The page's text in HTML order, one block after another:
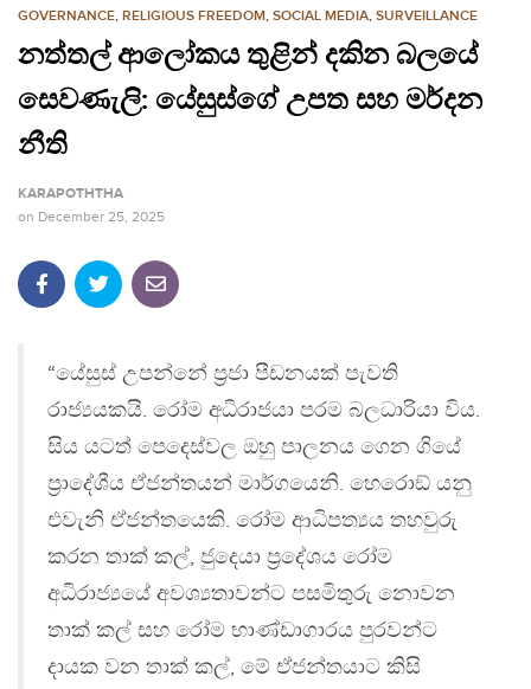
GOVERNANCE, RELIGIOUS FREEDOM, SOCIAL MEDIA, SURVEILLANCE
නත්තල් ආලෝකය තුළින් දකින බලයේ
සෙවණැලි: යේසුස්ගේ උපත සහ මර්දන
නීති
KARAPOTHTHA
on December 25, 2025
“යේසුස් උපන්නේ ප්‍රජා පීඩනයක් පැවති
රාජ්‍යයකයි. රෝම අධිරාජයා පරම බලධාරියා විය.
සිය යටත් පෙදෙස්වල ඔහු පාලනය ගෙන ගියේ
ප්‍රාදේශීය ඒජන්තයන් මාර්ගයෙනි. හෙරොඞ් යනු
එවැනි ඒජන්තයෙකි. රෝම ආධිපත්‍යය තහවුරු
කරන තාක් කල්, ජුදෙයා ප්‍රදේශය රෝම
අධිරාජ්‍යයේ අවශ්‍යතාවන්ට පසමිතුරු නොවන
තාක් කල් සහ රෝම භාණ්ඩාගාරය පුරවන්ට
දායක වන තාක් කල්, මේ ඒජන්තයාට කිසි